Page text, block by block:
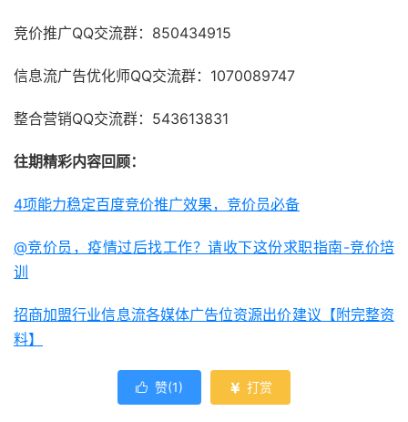
竞价推广QQ交流群：850434915
信息流广告优化师QQ交流群：1070089747
整合营销QQ交流群：543613831
往期精彩内容回顾：
4项能力稳定百度竞价推广效果，竞价员必备
@竞价员，疫情过后找工作？请收下这份求职指南-竞价培
训
招商加盟行业信息流各媒体广告位资源出价建议【附完整资
料】
 赞(1)  打赏